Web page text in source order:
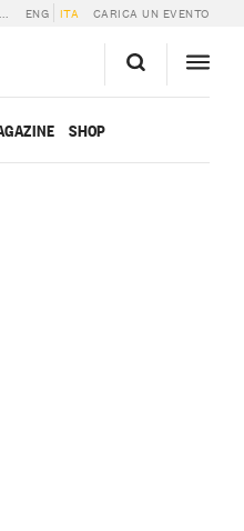
» NIELLA TANARO
ENG ITA CARICA UN EVENTO
SHOP